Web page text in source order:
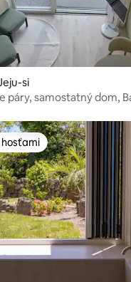
si
páry, samostatný dom,
hosťami